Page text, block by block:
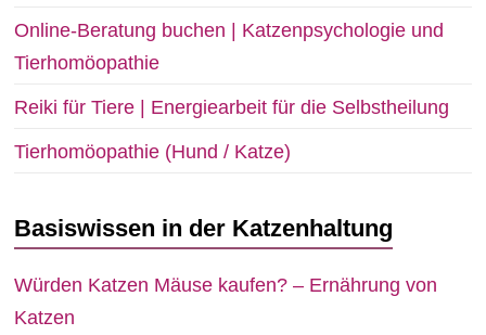
Online-Beratung buchen | Katzenpsychologie und
Tierhomöopathie
Reiki für Tiere | Energiearbeit für die Selbstheilung
Tierhomöopathie (Hund / Katze)
Basiswissen in der Katzenhaltung
Würden Katzen Mäuse kaufen? – Ernährung von
Katzen